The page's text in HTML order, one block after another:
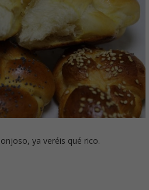
ya veréis qué rico.